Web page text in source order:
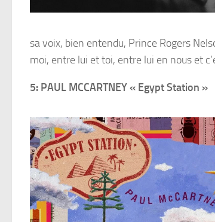
sa voix, bien entendu, Prince Rogers
moi, entre lui et toi, entre lui en nous et
5: PAUL MCCARTNEY « Egypt Station »